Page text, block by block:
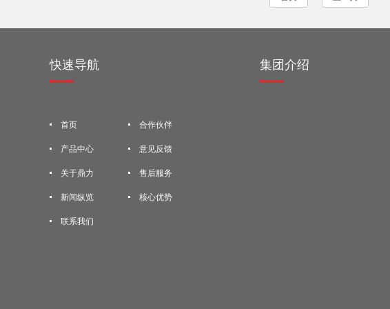
快速导航
首页
产品中心
关于鼎力
新闻纵览
联系我们
合作伙伴
意见反馈
售后服务
核心优势
集团介绍